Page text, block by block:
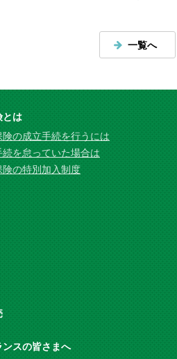
一覧へ
とは
険の成立手続を行うには
続を怠っていた場合は
険の特別加入制度
ンスの皆さまへ